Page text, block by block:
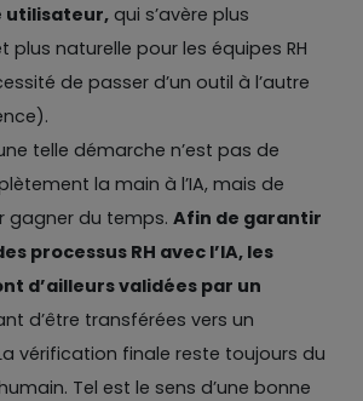
utilisateur, qui s’avère plus
plus naturelle pour les équipes RH
de passer d’un outil à l’autre
telle démarche n’est pas de
la main à l’IA, mais de
gagner du temps.Afin de garantir
processus RH avec l’IA, les
d’ailleurs validées par un
d’être transférées vers un
vérification finale reste toujours du
Tel est le sens d’une bonne